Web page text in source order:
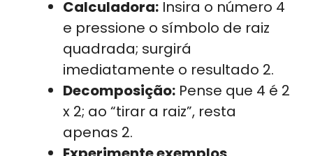
Calculadora: Insira o número 4
e pressione o símbolo de raiz
quadrada; surgirá
imediatamente o resultado 2.
Decomposição: Pense que 4 é 2
x 2; ao “tirar a raiz”, resta
apenas 2.